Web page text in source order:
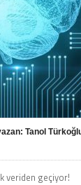
Tanol
veriden geçiyor!